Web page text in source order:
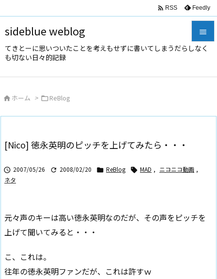
sideblue weblog
てきとーに思いついたことを考えもせずに書いてしまうだらしなく
も切ない日々的記録



 RSS Feedly
 ホーム > ReBlog
[Nico] 徳永英明のピッチを上げてみたら・・・
 2007/05/26  2008/02/20  ReBlog  MAD , ニコニコ動画 ,
ネタ
元々声のキーは高い徳永英明なのだが、その声をピッチを
上げて聞いてみると・・・
こ、これは。
往年の徳永英明ファンだが、これは許すｗ